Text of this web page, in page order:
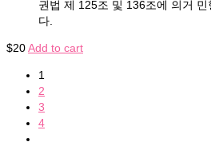
권법 제 125조 및 136조에 의거
다.
$20Add to cart
1
2
3
4